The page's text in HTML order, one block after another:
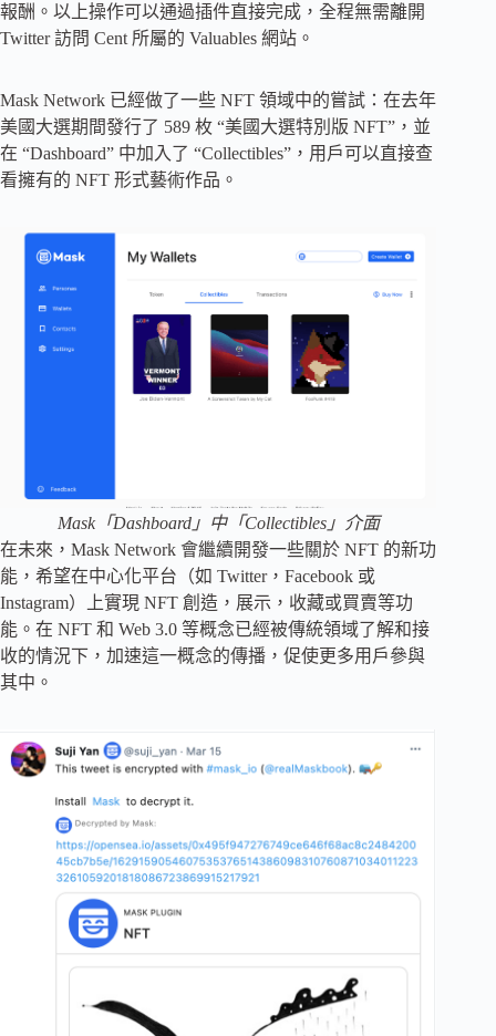
報酬。以上操作可以通過插件直接完成，全程無需離開
Twitter 訪問 Cent 所屬的 Valuables 網站。
Mask Network 已經做了一些 NFT 領域中的嘗試：在去年
美國大選期間發行了 589 枚 “美國大選特別版 NFT”，並
在 “Dashboard” 中加入了 “Collectibles”，用戶可以直接查
看擁有的 NFT 形式藝術作品。
Mask「Dashboard」中「Collectibles」介面
在未來，Mask Network 會繼續開發一些關於 NFT 的新功
能，希望在中心化平台（如 Twitter，Facebook 或
Instagram）上實現 NFT 創造，展示，收藏或買賣等功
能。在 NFT 和 Web 3.0 等概念已經被傳統領域了解和接
收的情況下，加速這一概念的傳播，促使更多用戶參與
其中。